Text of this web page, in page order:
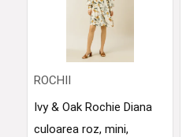
ROCHII
Ivy & Oak Rochie Diana
culoarea roz, mini,